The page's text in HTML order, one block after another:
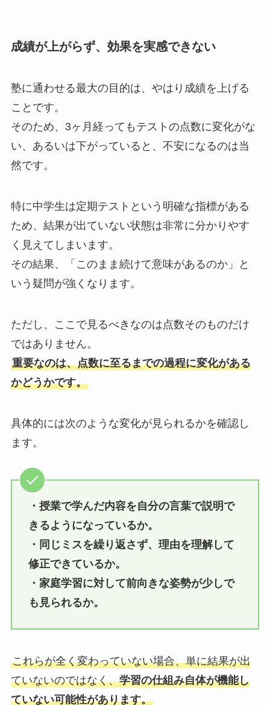
成績が上がらず、効果を実感できない
塾に通わせる最大の目的は、やはり成績を上げる
ことです。
そのため、3ヶ月経ってもテストの点数に変化がな
い、あるいは下がっていると、不安になるのは当
然です。
特に中学生は定期テストという明確な指標がある
ため、結果が出ていない状態は非常に分かりやす
く見えてしまいます。
その結果、「このまま続けて意味があるのか」と
いう疑問が強くなります。
ただし、ここで見るべきなのは点数そのものだけ
ではありません。
重要なのは、点数に至るまでの過程に変化がある
かどうかです。
具体的には次のような変化が見られるかを確認し
ます。
・授業で学んだ内容を自分の言葉で説明で
きるようになっているか。
・同じミスを繰り返さず、理由を理解して
修正できているか。
・家庭学習に対して前向きな姿勢が少しで
も見られるか。
これらが全く変わっていない場合、単に結果が出
ていないのではなく、学習の仕組み自体が機能し
ていない可能性があります。